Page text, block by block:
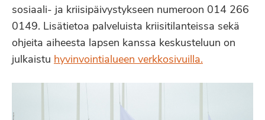
sosiaali- ja kriisipäivystykseen numeroon 014 266
0149. Lisätietoa palveluista kriisitilanteissa sekä
ohjeita aiheesta lapsen kanssa keskusteluun on
julkaistu hyvinvointialueen verkkosivuilla.